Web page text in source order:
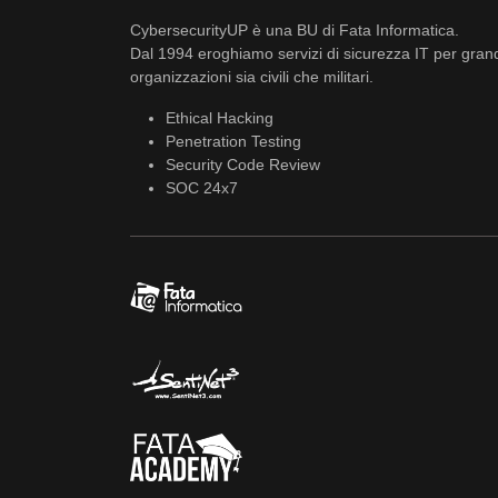
CybersecurityUP è una BU di Fata Informatica.
Dal 1994 eroghiamo servizi di sicurezza IT per
organizzazioni sia civili che militari.
Ethical Hacking
Penetration Testing
Security Code Review
SOC 24x7